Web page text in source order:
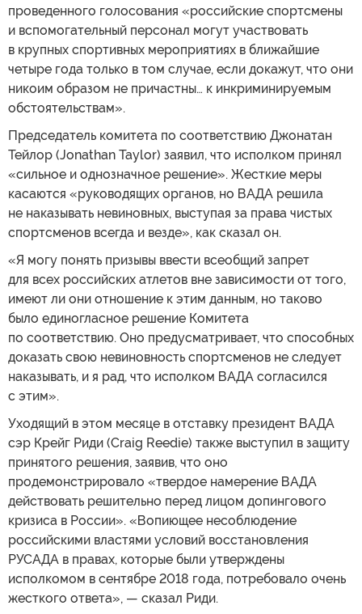
проведенного голосования «российские спортсмены
и вспомогательный персонал могут участвовать
в крупных спортивных мероприятиях в ближайшие
четыре года только в том случае, если докажут, что они
никоим образом не причастны… к инкриминируемым
обстоятельствам».
Председатель комитета по соответствию Джонатан
Тейлор (Jonathan Taylor) заявил, что исполком принял
«сильное и однозначное решение». Жесткие меры
касаются «руководящих органов, но ВАДА решила
не наказывать невиновных, выступая за права чистых
спортсменов всегда и везде», как сказал он.
«Я могу понять призывы ввести всеобщий запрет
для всех российских атлетов вне зависимости от того,
имеют ли они отношение к этим данным, но таково
было единогласное решение Комитета
по соответствию. Оно предусматривает, что способных
доказать свою невиновность спортсменов не следует
наказывать, и я рад, что исполком ВАДА согласился
с этим».
Уходящий в этом месяце в отставку президент ВАДА
сэр Крейг Риди (Craig Reedie) также выступил в защиту
принятого решения, заявив, что оно
продемонстрировало «твердое намерение ВАДА
действовать решительно перед лицом допингового
кризиса в России». «Вопиющее несоблюдение
российскими властями условий восстановления
РУСАДА в правах, которые были утверждены
исполкомом в сентябре 2018 года, потребовало очень
жесткого ответа», — сказал Риди.